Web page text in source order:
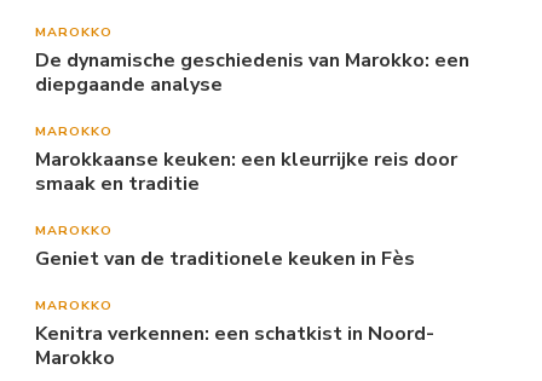
MAROKKO
De dynamische geschiedenis van Marokko: een
diepgaande analyse
MAROKKO
Marokkaanse keuken: een kleurrijke reis door
smaak en traditie
MAROKKO
Geniet van de traditionele keuken in Fès
MAROKKO
Kenitra verkennen: een schatkist in Noord-
Marokko